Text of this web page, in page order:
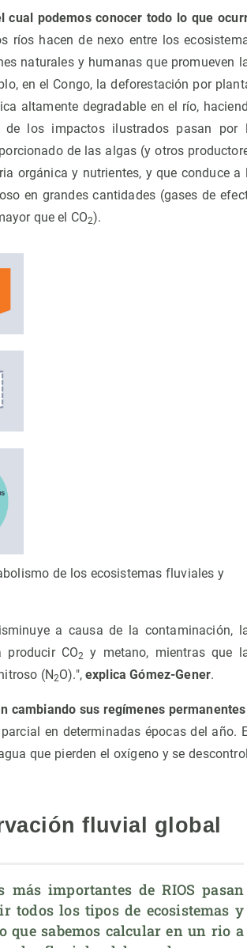
cual podemos conocer todo lo que
ríos hacen de nexo entre los
naturales y humanas que promueven
en el Congo, la deforestación por
altamente degradable en el río,
de los impactos ilustrados pasan por
de las algas (y otros
orgánica y nutrientes, y que conduce a
en grandes cantidades (gases de
que el CO2).
de los ecosistemas fluviales y
a causa de la contaminación,
producir CO2 y metano, mientras que
(N2O).",explica Gómez-Gener.
cambiando sus regímenes permanentes
en determinadas épocas del año.
que pierden el oxígeno y se
fluvial global
más importantes de RIOS pasan
todos los tipos de ecosistemas y
que sabemos calcular en un rio a